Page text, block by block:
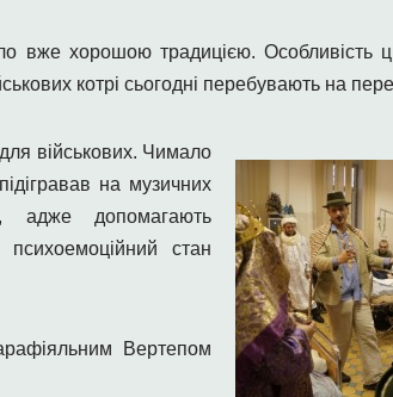
вже хорошою традицією. Особливість
котрі сьогодні перебувають на
військових. Чимало
на музичних
адже допомагають
психоемоційний стан
Вертепом